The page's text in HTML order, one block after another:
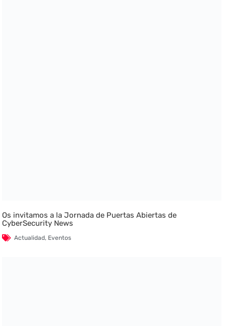
Os invitamos a la Jornada de Puertas Abiertas de
CyberSecurity News
Actualidad, Eventos